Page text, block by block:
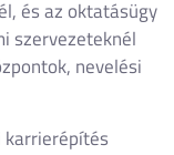
és az oktatásügy
szervezeteknél
nevelési
karrierépítés